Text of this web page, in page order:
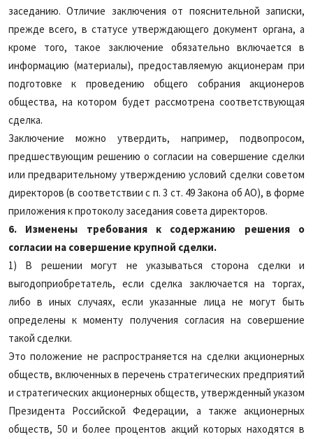
заседанию. Отличие заключения от пояснительной записки,
прежде всего, в статусе утверждающего документ органа, а
кроме того, такое заключение обязательно включается в
информацию (материалы), предоставляемую акционерам при
подготовке к проведению общего собрания акционеров
общества, на котором будет рассмотрена соответствующая
сделка.
Заключение можно утвердить, например, подвопросом,
предшествующим решению о согласии на совершение сделки
или предварительному утверждению условий сделки советом
директоров (в соответствии с п. 3 ст. 49 Закона об АО), в форме
приложения к протоколу заседания совета директоров.
6. Изменены требования к содержанию решения о
согласии на совершение крупной сделки.
1) В решении могут не указываться сторона сделки и
выгодоприобретатель, если сделка заключается на торгах,
либо в иных случаях, если указанные лица не могут быть
определены к моменту получения согласия на совершение
такой сделки.
Это положение не распространяется на сделки акционерных
обществ, включенных в перечень стратегических предприятий
и стратегических акционерных обществ, утвержденный указом
Президента Российской Федерации, а также акционерных
обществ, 50 и более процентов акций которых находятся в